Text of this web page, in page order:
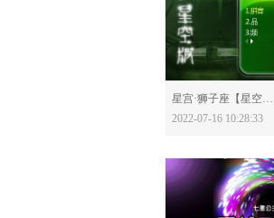
分享：
星宫·狮子座【星空版】-628435
2022-07-16 10:28:33